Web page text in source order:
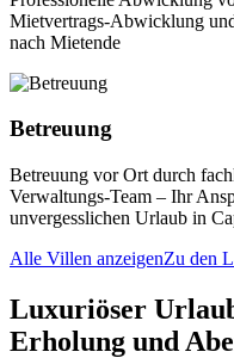
Mietvertrags-Abwicklung
nach Mietende
Betreuung
Betreuung vor Ort durch
Verwaltungs-Team – Ihr
unvergesslichen Urlaub in
Alle Villen anzeigenZu den
Luxuriöser
Erholung und